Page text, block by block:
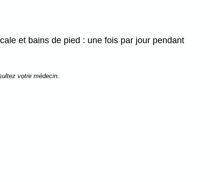
et bains de pied : une fois par jour pendant
votre médecin.